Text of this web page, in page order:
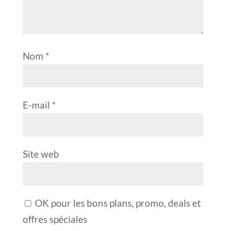
Nom *
E-mail *
Site web
OK pour les bons plans, promo, deals et
offres spéciales